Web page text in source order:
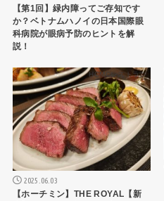
【第1回】緑内障ってご存知です
か？ベトナムハノイの日本国際眼
科病院が眼病予防のヒントを解
説！
HCMCレストラン
2025.06.03
【ホーチミン】THE ROYAL【新